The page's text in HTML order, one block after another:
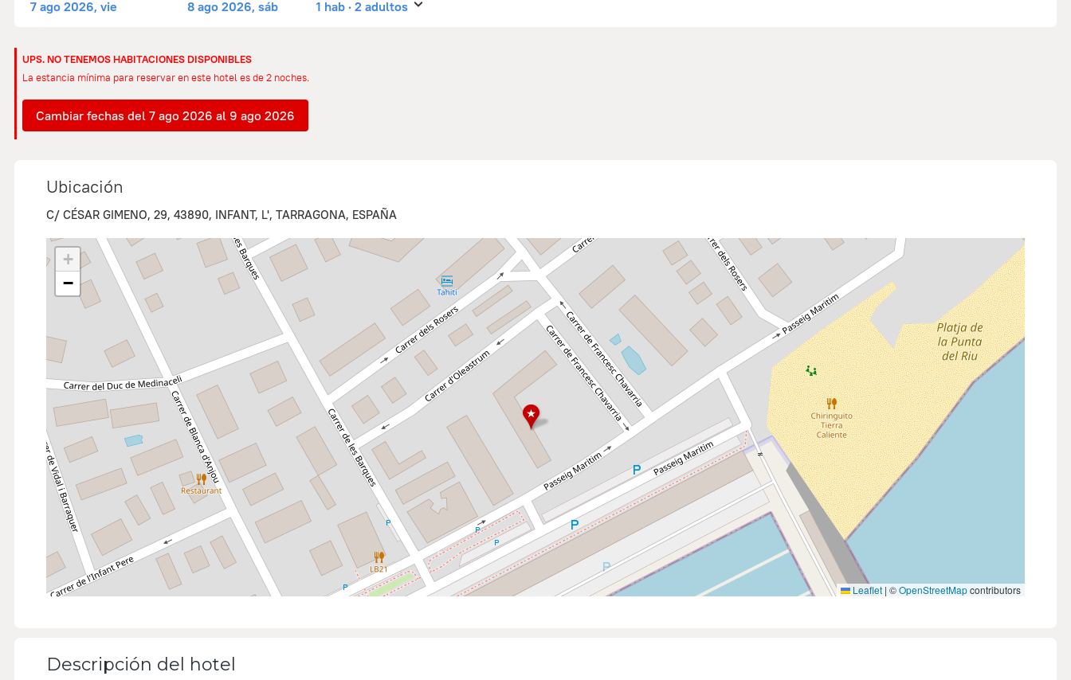
7 ago 2026, vie 8 ago 2026, sáb 1 hab · 2 adultos
UPS. NO TENEMOS HABITACIONES DISPONIBLES
La estancia mínima para reservar en este hotel es de 2 noches.
Cambiar fechas del 7 ago 2026 al 9 ago 2026
Ubicación
C/ CÉSAR GIMENO, 29, 43890, INFANT, L', TARRAGONA, ESPAÑA
+
−
Leaflet | ©OpenStreetMapcontributors
Descripción del hotel